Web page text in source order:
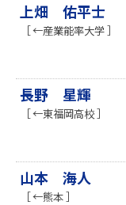
上畑 佑平士
［ ←産業能率大学 ］
長野 星輝
［ ←東福岡高校 ］
山本 海人
［ ←熊本 ］